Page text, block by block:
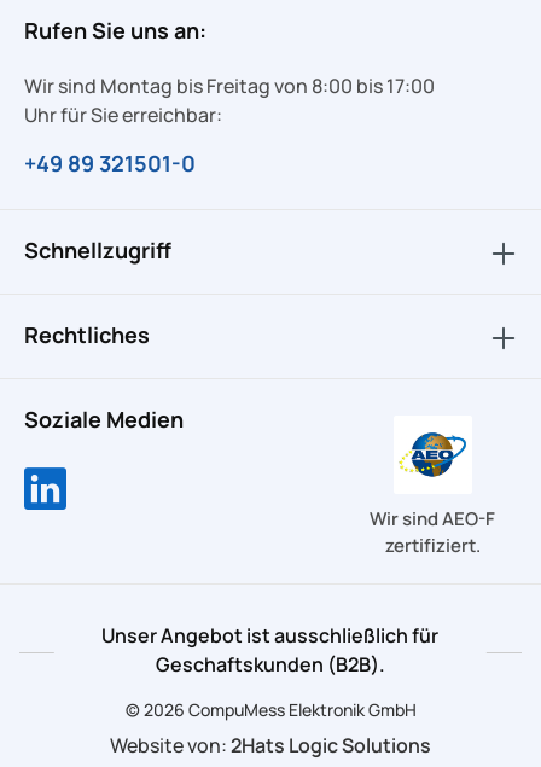
Rufen Sie uns an:
Wir sind Montag bis Freitag von 8:00 bis 17:00
Uhr für Sie erreichbar:
+49 89 321501-0
Soziale Medien
Wir sind AEO-F
zertifiziert.
Schnellzugriff
Rechtliches
Unser Angebot ist ausschließlich für
Geschaftskunden (B2B).
© 2026 CompuMess Elektronik GmbH
Website von:2Hats Logic Solutions